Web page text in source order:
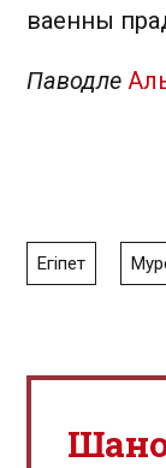
ваенны
Паводле
Егіпет